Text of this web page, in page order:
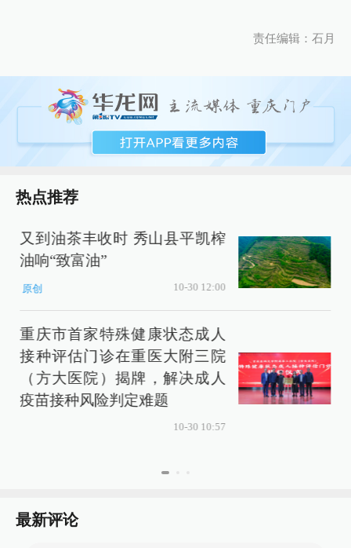
责任编辑：石月
热点推荐
又到油茶丰收时 秀山县平凯榨
油响“致富油”
原创 10-30 12:00
重庆市首家特殊健康状态成人
接种评估门诊在重医大附三院
（方大医院）揭牌，解决成人
疫苗接种风险判定难题
10-30 10:57
最新评论